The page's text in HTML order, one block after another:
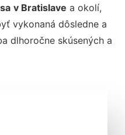
v Bratislave a okolí,
vykonaná dôsledne a
dlhoročne skúsených a